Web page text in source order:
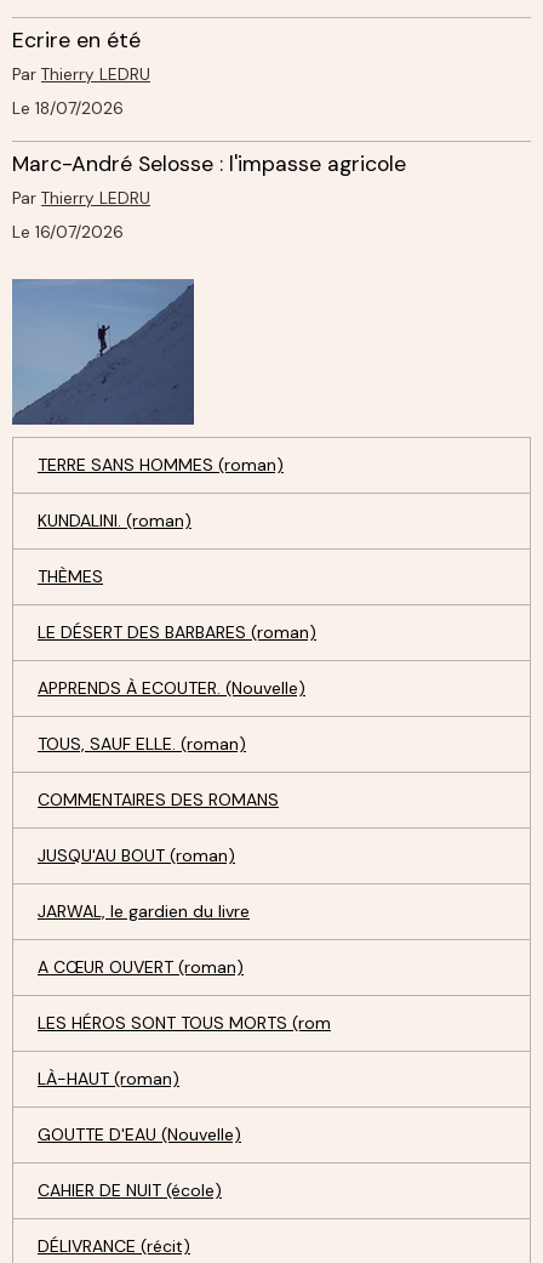
Ecrire en été
Par Thierry LEDRU
Le 18/07/2026
Marc-André Selosse : l'impasse agricole
Par Thierry LEDRU
Le 16/07/2026
TERRE SANS HOMMES (roman)
KUNDALINI. (roman)
THÈMES
LE DÉSERT DES BARBARES (roman)
APPRENDS À ECOUTER. (Nouvelle)
TOUS, SAUF ELLE. (roman)
COMMENTAIRES DES ROMANS
JUSQU'AU BOUT (roman)
JARWAL, le gardien du livre
A CŒUR OUVERT (roman)
LES HÉROS SONT TOUS MORTS (rom
LÀ-HAUT (roman)
GOUTTE D'EAU (Nouvelle)
CAHIER DE NUIT (école)
DÉLIVRANCE (récit)